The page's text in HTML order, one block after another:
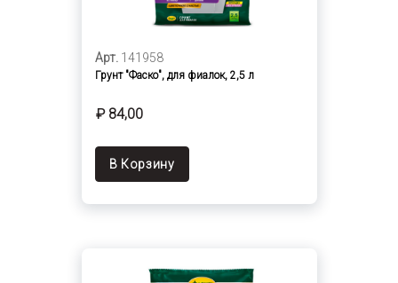
Арт. 141958
Грунт "Фаско", для фиалок, 2,5 л
₽ 84,00
В Корзину